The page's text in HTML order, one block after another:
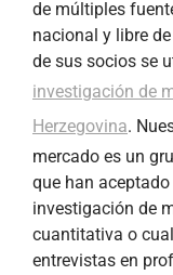
de múltiples
nacional y libre
de sus socios se
investigación de
Herzegovina.
mercado es un
que han
investigación de
cuantitativa o
entrevistas en